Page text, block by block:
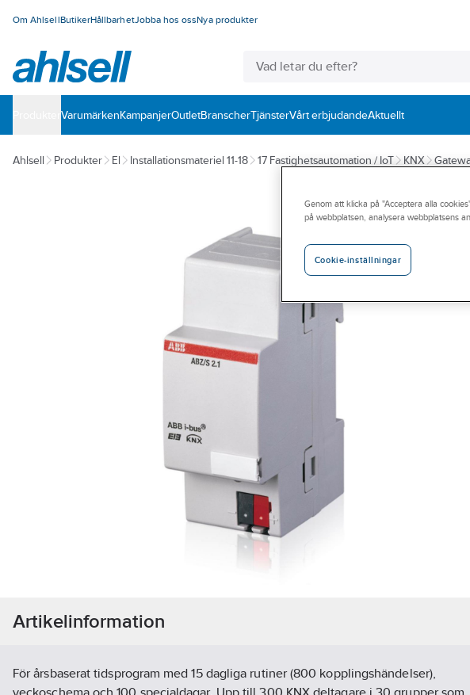
Om AhlsellButikerHållbarhetJobba hos ossNya produkter
VarumärkenKampanjerOutletBranscherTjänsterVårt erbjudandeAktuellt
Ahlsell Produkter El Installationsmateriel 11-18 17 Fastighetsautomation / IoT KNX
Artikelinformation
För årsbaserat tidsprogram med 15 dagliga rutiner (800 kopplingshändelser),
Genom att klicka på "Acceptera alla
på webbplatsen, analysera webbplatsens
Cookie-inställningar